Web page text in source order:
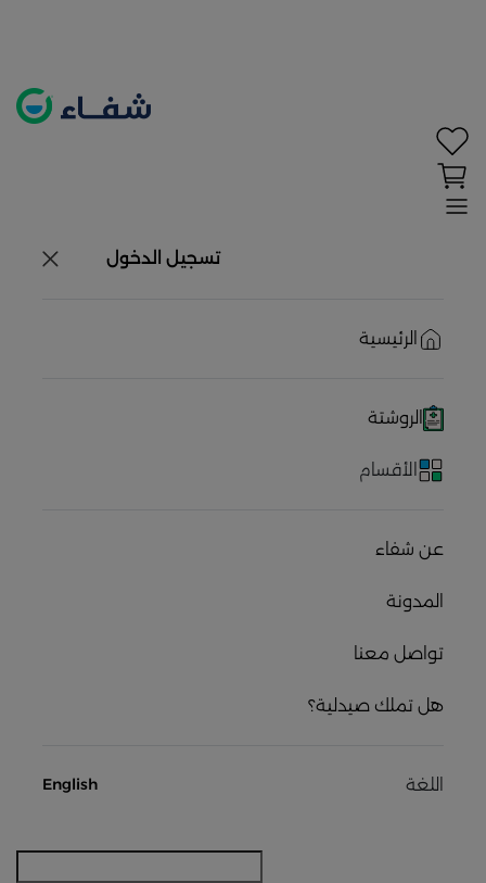
تسجيل الدخول
الرئيسية
الروشتة
الأقسام
عن شفاء
المدونة
تواصل معنا
هل تملك صيدلية؟
اللغة English